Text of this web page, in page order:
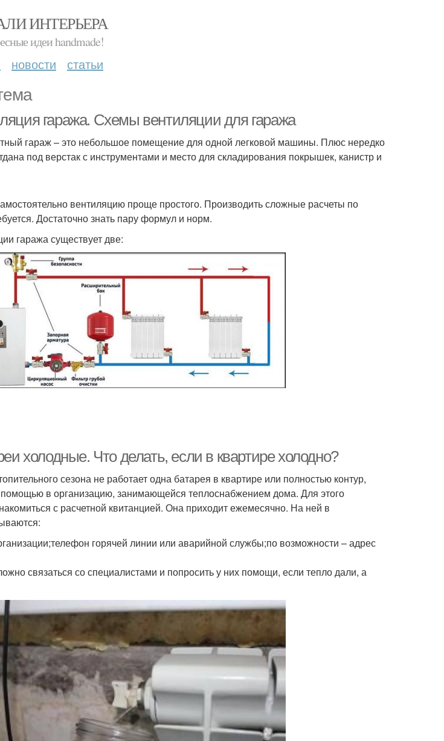
ИНТЕРЬЕРА
идеи handmade!
новости статьи
гаража. Схемы вентиляции для гаража
гараж – это небольшое помещение для одной легковой машины. Плюс нередко
под верстак с инструментами и место для складирования покрышек, канистр и
вентиляцию проще простого. Производить сложные расчеты по
Достаточно знать пару формул и норм.
гаража существует две:
холодные. Что делать, если в квартире холодно?
сезона не работает одна батарея в квартире или полностью контур,
в организацию, занимающейся теплоснабжением дома. Для этого
с расчетной квитанцией. Она приходит ежемесячно. На ней в
горячей линии или аварийной службы;по возможности – адрес
связаться со специалистами и попросить у них помощи, если тепло дали, а